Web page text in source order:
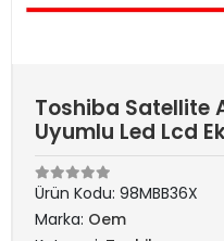
Toshiba Satellite
Uyumlu Led Lcd
Ürün Kodu: 98MBB36X
Marka: Oem